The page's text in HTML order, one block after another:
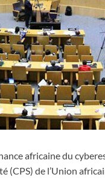
africaine du
(CPS) de l’Union